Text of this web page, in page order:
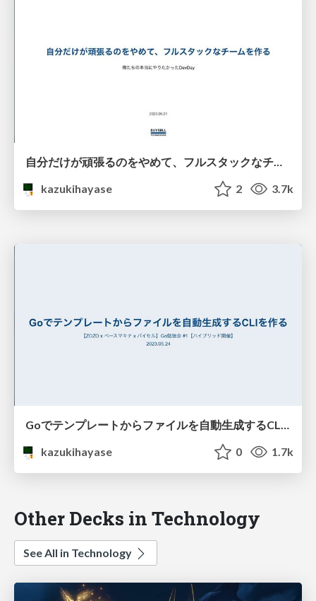
自分だけが頑張るのをやめて、フルスタックなチームを作る
kazukihayase
2 3.7k
Goでテンプレートからファイルを自動生成するCLIを作る
kazukihayase
0 1.7k
Other Decks in Technology
See All in Technology